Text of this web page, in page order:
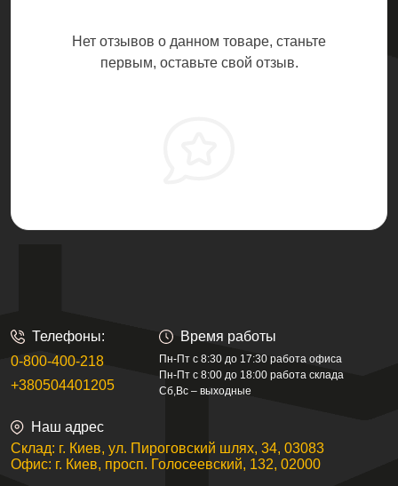
Нет отзывов о данном товаре, станьте
первым, оставьте свой отзыв.
Телефоны:
0-800-400-218
+380504401205
Время работы
Пн-Пт с 8:30 до 17:30 работа офиса
Пн-Пт с 8:00 до 18:00 работа склада
Сб,Вс – выходные
Наш адрес
Склад: г. Киев, ул. Пироговский шлях, 34, 03083
Офис: г. Киев, просп. Голосеевский, 132, 02000